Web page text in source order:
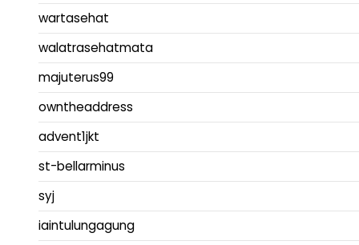
wartasehat
walatrasehatmata
majuterus99
owntheaddress
advent1jkt
st-bellarminus
syj
iaintulungagung